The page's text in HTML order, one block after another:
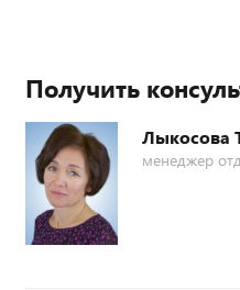
Получить
Лыкосова
менеджер